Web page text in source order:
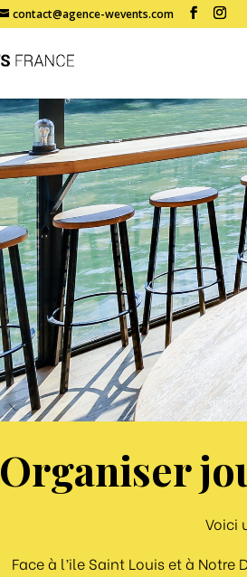
contact@agence-wevents.com
Organiser
Voici
Face à l’ile Saint Louis et à